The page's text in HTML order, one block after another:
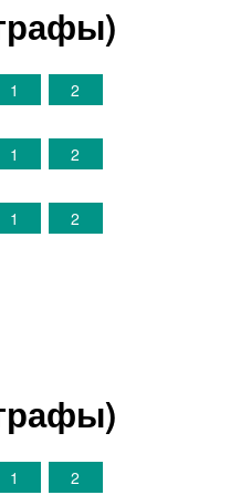
1 2
1 2
1 2
1 2